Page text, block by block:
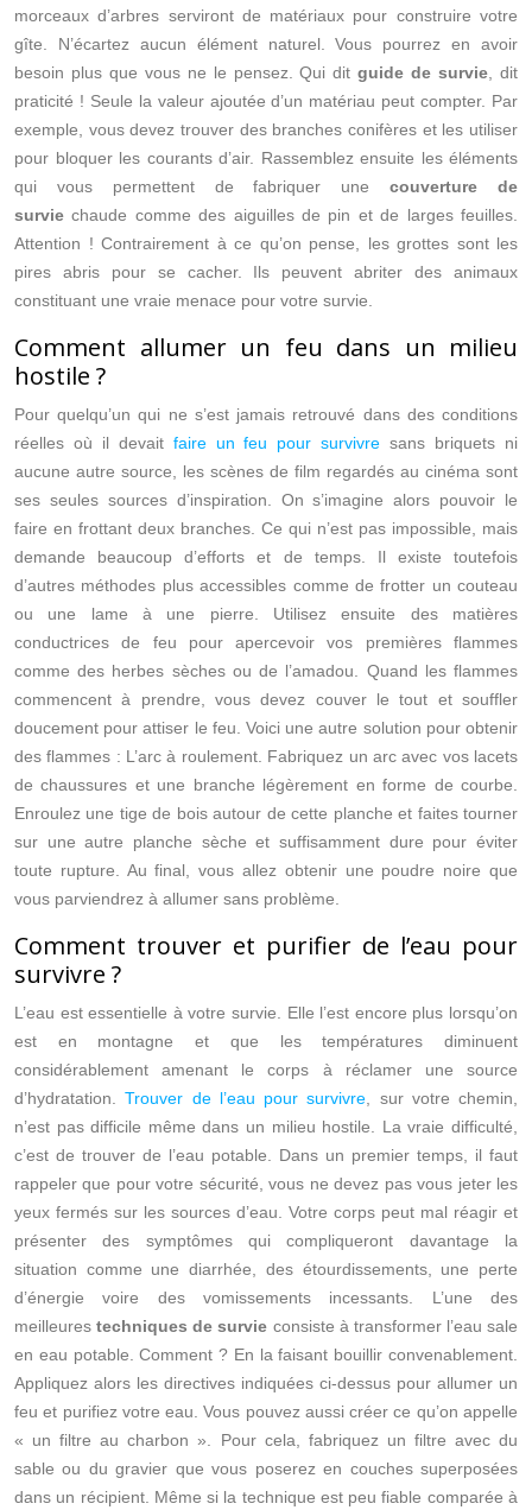
morceaux d’arbres serviront de matériaux pour construire votre
gîte. N’écartez aucun élément naturel. Vous pourrez en avoir
besoin plus que vous ne le pensez. Qui ditguide de survie , dit
praticité ! Seule la valeur ajoutée d’un matériau peut compter. Par
exemple, vous devez trouver des branches conifères et les utiliser
pour bloquer les courants d’air. Rassemblez ensuite les éléments
qui vous permettent de fabriquer unecouverture de
survie chaude comme des aiguilles de pin et de larges feuilles.
Attention ! Contrairement à ce qu’on pense, les grottes sont les
pires abris pour se cacher. Ils peuvent abriter des animaux
constituant une vraie menace pour votre survie.
Comment allumer un feu dans un milieu
hostile ?
Pour quelqu’un qui ne s’est jamais retrouvé dans des conditions
réelles où il devait faire un feu pour survivre sans briquets ni
aucune autre source, les scènes de film regardés au cinéma sont
ses seules sources d’inspiration. On s’imagine alors pouvoir le
faire en frottant deux branches. Ce qui n’est pas impossible, mais
demande beaucoup d’efforts et de temps. Il existe toutefois
d’autres méthodes plus accessibles comme de frotter un couteau
ou une lame à une pierre. Utilisez ensuite des matières
conductrices de feu pour apercevoir vos premières flammes
comme des herbes sèches ou de l’amadou. Quand les flammes
commencent à prendre, vous devez couver le tout et souffler
doucement pour attiser le feu. Voici une autre solution pour obtenir
des flammes : L’arc à roulement. Fabriquez un arc avec vos lacets
de chaussures et une branche légèrement en forme de courbe.
Enroulez une tige de bois autour de cette planche et faites tourner
sur une autre planche sèche et suffisamment dure pour éviter
toute rupture. Au final, vous allez obtenir une poudre noire que
vous parviendrez à allumer sans problème.
Comment trouver et purifier de l’eau pour
survivre ?
L’eau est essentielle à votre survie. Elle l’est encore plus lorsqu’on
est en montagne et que les températures diminuent
considérablement amenant le corps à réclamer une source
d’hydratation.Trouver de l’eau pour survivre , sur votre chemin,
n’est pas difficile même dans un milieu hostile. La vraie difficulté,
c’est de trouver de l’eau potable. Dans un premier temps, il faut
rappeler que pour votre sécurité, vous ne devez pas vous jeter les
yeux fermés sur les sources d’eau. Votre corps peut mal réagir et
présenter des symptômes qui compliqueront davantage la
situation comme une diarrhée, des étourdissements, une perte
d’énergie voire des vomissements incessants. L’une des
meilleurestechniques de survie consiste à transformer l’eau sale
en eau potable. Comment ? En la faisant bouillir convenablement.
Appliquez alors les directives indiquées ci-dessus pour allumer un
feu et purifiez votre eau. Vous pouvez aussi créer ce qu’on appelle
« un filtre au charbon ». Pour cela, fabriquez un filtre avec du
sable ou du gravier que vous poserez en couches superposées
dans un récipient. Même si la technique est peu fiable comparée à